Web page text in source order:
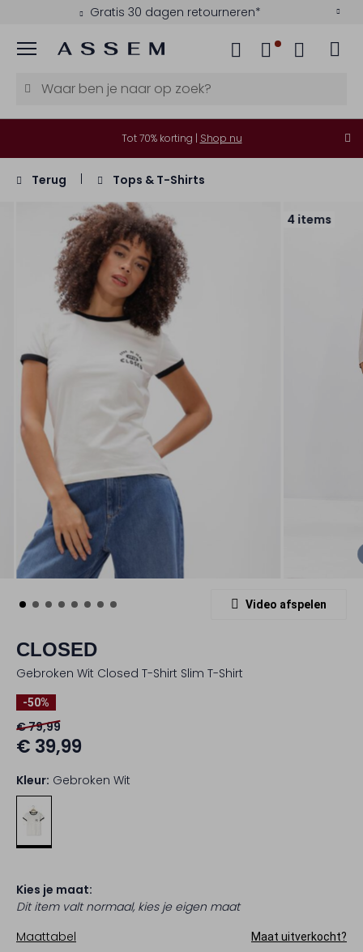
Gratis 30 dagen retourneren*
Menu
Tot 70% korting | Shop nu
Terug Tops & T-Shirts
4 items
Video afspelen
CLOSED
Gebroken Wit Closed T-Shirt Slim T-Shirt
-50%
€ 79,99
€ 39,99
Kleur: Gebroken Wit
Kies je maat:
Dit item valt normaal, kies je eigen maat
Maattabel
Maat uitverkocht?